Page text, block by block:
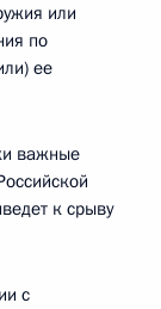
или
по
ее
важные
к срыву
с